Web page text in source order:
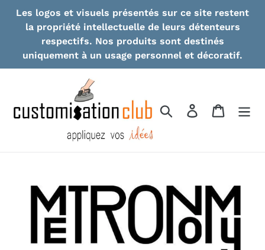
Les logos et visuels présentés sur ce site restent
la propriété intellectuelle de leurs détenteurs
respectifs. Nos produits sont destinés
uniquement à un usage personnel et décoratif.
Search Log in Cart